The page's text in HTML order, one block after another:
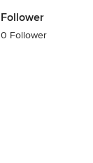
Follower
0 Follower